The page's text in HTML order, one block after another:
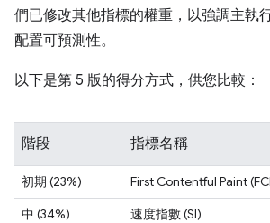
們已修改其他指標的權重，以強調主執
配置可預測性。
以下是第 5 版的得分方式，供您比較：
階段 指標名稱
初期 (23%) First Contentful Paint
中 (34%)
速度指數 (SI)